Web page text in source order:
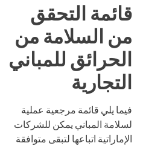
قائمة التحقق
من السلامة من
الحرائق للمباني
التجارية
فيما يلي قائمة مرجعية عملية
لسلامة المباني يمكن للشركات
الإماراتية اتباعها لتبقى متوافقة